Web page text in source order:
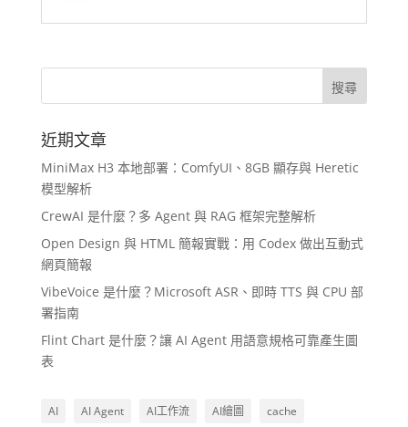
近期文章
MiniMax H3 本地部署：ComfyUI、8GB 顯存與 Heretic
模型解析
CrewAI 是什麼？多 Agent 與 RAG 框架完整解析
Open Design 與 HTML 簡報實戰：用 Codex 做出互動式
網頁簡報
VibeVoice 是什麼？Microsoft ASR、即時 TTS 與 CPU 部
署指南
Flint Chart 是什麼？讓 AI Agent 用語意規格可靠產生圖
表
AI AI Agent AI工作流 AI繪圖
cache